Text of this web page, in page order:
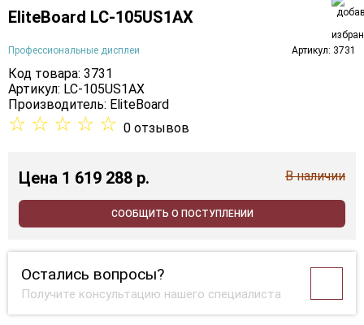
EliteBoard LC-105US1AX
Профессиональные дисплеи Артикул: 3731
Код товара: 3731
Артикул: LC-105US1AX
Производитель: EliteBoard
☆ ☆ ☆ ☆ ☆ 0 отзывов
Цена 1 619 288 p. В наличии
СООБЩИТЬ О ПОСТУПЛЕНИИ
Остались вопросы?
Получите консультацию нашего специалиста